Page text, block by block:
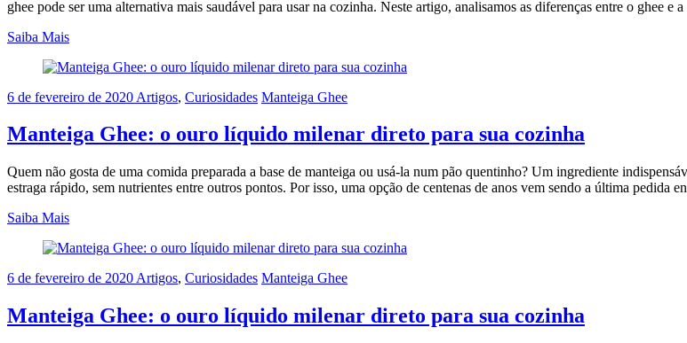
ghee pode ser uma alternativa mais saudável para usar na cozinha. Neste artigo, analisamos as diferenças entre o ghee e a
Saiba Mais
6 de fevereiro de 2020 Artigos, Curiosidades Manteiga Ghee
Manteiga Ghee: o ouro líquido milenar direto para sua cozinha
Quem não gosta de uma comida preparada a base de manteiga ou usá-la num pão quentinho? Um ingrediente
estraga rápido, sem nutrientes entre outros pontos. Por isso, uma opção de centenas de anos vem sendo a última pedida
Saiba Mais
6 de fevereiro de 2020 Artigos, Curiosidades Manteiga Ghee
Manteiga Ghee: o ouro líquido milenar direto para sua cozinha